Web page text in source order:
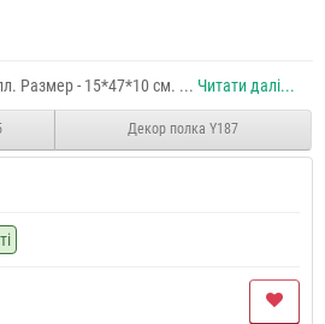
Размер - 15*47*10 см. ... Читати далі...
Декор полка Y187